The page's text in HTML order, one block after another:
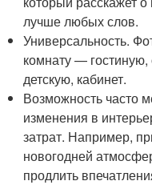
лучше любых слов.
Универсальность.
комнату —
детскую, кабинет.
Возможность часто
изменения в
затрат. Например,
новогодней
продлить